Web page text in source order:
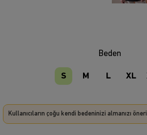
Beden
S M L XL
Kullanıcıların çoğu kendi bedeninizi almanızı